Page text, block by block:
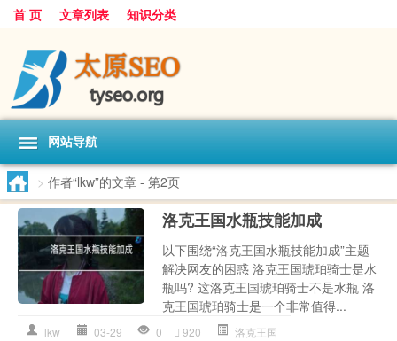
首 页 文章列表 知识分类
网站导航
> 作者“lkw”的文章 - 第2页
洛克王国水瓶技能加成
以下围绕“洛克王国水瓶技能加成”主题
解决网友的困惑 洛克王国琥珀骑士是水
瓶吗? 这洛克王国琥珀骑士不是水瓶 洛
克王国琥珀骑士是一个非常值得...
lkw 03-29 0 920 洛克王国